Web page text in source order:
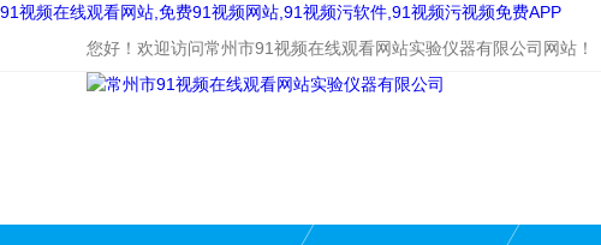
91视频在线观看网站,免费91视频网站,91视频污软件,91视频污视频免费APP
您好！欢迎访问常州市91视频在线观看网站实验仪器有限公司网站！